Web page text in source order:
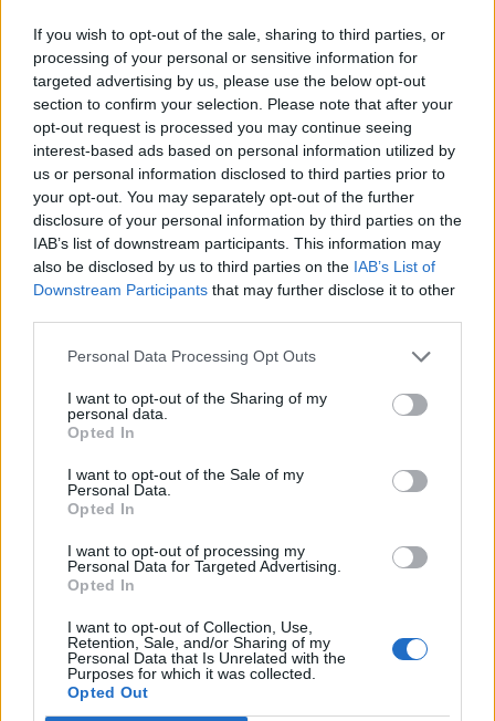
If you wish to opt-out of the sale, sharing to third parties, or
processing of your personal or sensitive information for
targeted advertising by us, please use the below opt-out
section to confirm your selection. Please note that after your
opt-out request is processed you may continue seeing
interest-based ads based on personal information utilized by
us or personal information disclosed to third parties prior to
your opt-out. You may separately opt-out of the further
disclosure of your personal information by third parties on the
IAB’s list of downstream participants. This information may
also be disclosed by us to third parties on the IAB’s List of
Downstream Participants that may further disclose it to other
Personal Data Processing Opt Outs
I want to opt-out of the Sharing of my
personal data.
Opted In
I want to opt-out of the Sale of my
Personal Data.
Opted In
I want to opt-out of processing my
Personal Data for Targeted Advertising.
Opted In
I want to opt-out of Collection, Use,
Retention, Sale, and/or Sharing of my
Personal Data that Is Unrelated with the
Purposes for which it was collected.
Opted Out
Συμβούλιο υπουργών Ενέργειας:
Κρίσιμη για εξηλεκτρισμό και
ευρωπαϊκή βιομηχανία η σημερινή
συνεδρίαση
ΗΛΕΚΤΡΙΣΜΟΣ